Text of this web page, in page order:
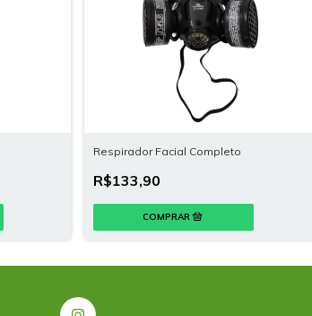
Respirador Facial Completo
R$133,90